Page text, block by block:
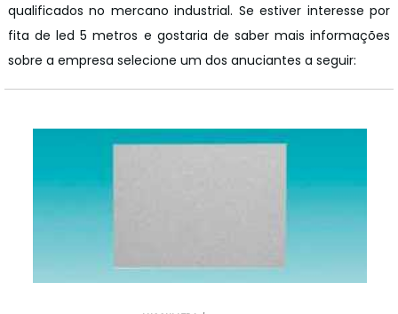
qualificados no mercano industrial. Se estiver interesse por
fita de led 5 metros e gostaria de saber mais informações
sobre a empresa selecione um dos anuciantes a seguir: